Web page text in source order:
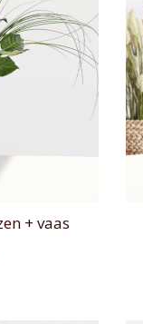
+ vaas